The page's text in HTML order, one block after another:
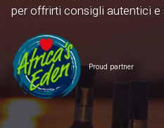
per offrirti consigli autentici e
Proud partner